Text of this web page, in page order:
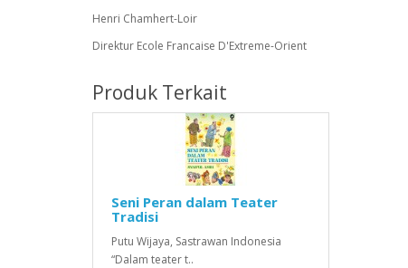
Henri Chamhert-Loir
Direktur Ecole Francaise D'Extreme-Orient
Produk Terkait
Seni Peran dalam Teater
Tradisi
Putu Wijaya, Sastrawan Indonesia
“Dalam teater t..